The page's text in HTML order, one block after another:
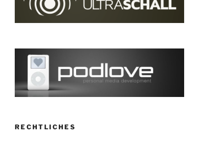
RECHTLICHES